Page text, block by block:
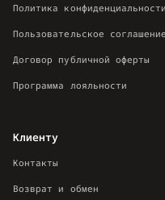
Политика конфиденциальности
Пользовательское соглашение
Договор публичной оферты
Программа лояльности
Клиенту
Контакты
Возврат и обмен